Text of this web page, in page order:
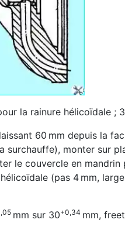
la rainure hélicoïdale ;
60 mm depuis la
monter sur
le couvercle en
(pas 4 mm,
mm sur 30+0,34 mm,